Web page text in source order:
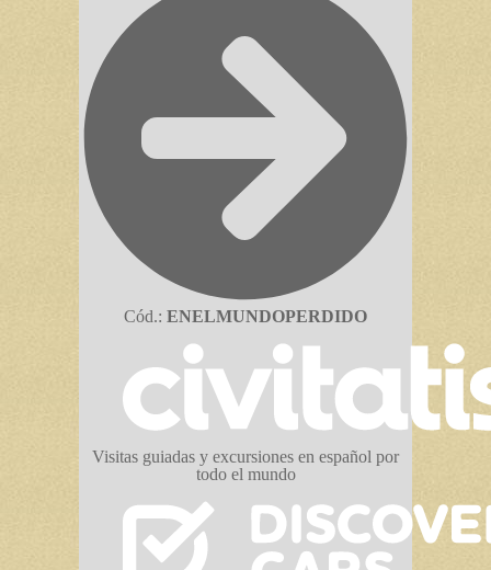
Cód.: ENELMUNDOPERDIDO
Visitas guiadas y excursiones en español por
todo el mundo